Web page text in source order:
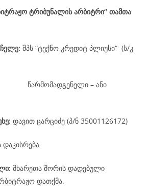
ტრიბუნალის არბიტრი“ თამთა
: შპს “ტექნო კრედიტ პლიუსი“ (ს/კ
წარმომადგენელი – ანი
: დავით ცარციძე (პ/ნ 35001126172)
დაკისრება
მხარეთა შორის დადებული
დათქმა.